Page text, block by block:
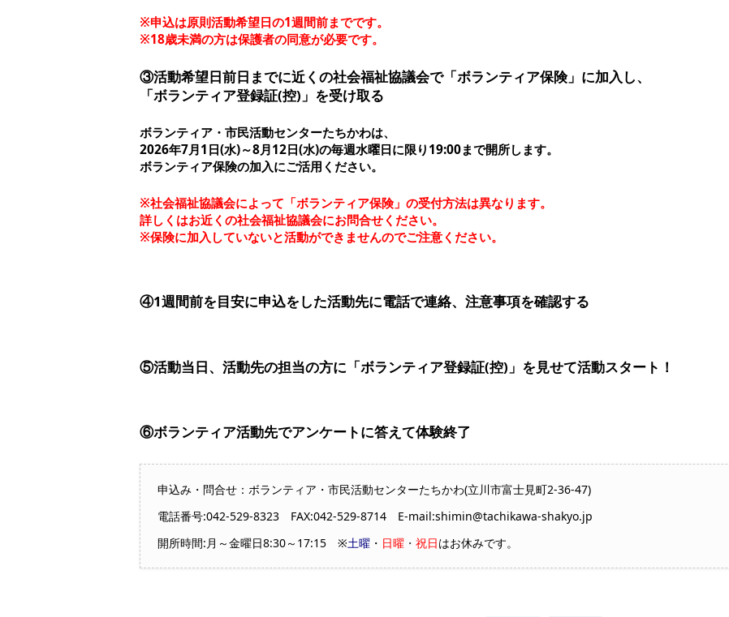
※申込は原則活動希望日の1週間前までです。
※18歳未満の方は保護者の同意が必要です。
③活動希望日前日までに近くの社会福祉協議会で「ボランティア保険」に加入し、
「ボランティア登録証(控)」を受け取る
ボランティア・市民活動センターたちかわは、
2026年7月1日(水)～8月12日(水)の毎週水曜日に限り19:00まで開所します。
ボランティア保険の加入にご活用ください。
※社会福祉協議会によって「ボランティア保険」の受付方法は異なります。
詳しくはお近くの社会福祉協議会にお問合せください。
※保険に加入していないと活動ができませんのでご注意ください。
④1週間前を目安に申込をした活動先に電話で連絡、注意事項を確認する
⑤活動当日、活動先の担当の方に「ボランティア登録証(控)」を見せて活動スタート！
⑥ボランティア活動先でアンケートに答えて体験終了
申込み・問合せ：ボランティア・市民活動センターたちかわ(立川市富士見町2-36-47)
電話番号:042-529-8323 FAX:042-529-8714 E-mail:shimin@tachikawa-shakyo.jp
開所時間:月～金曜日8:30～17:15 ※土曜 ・ 日曜 ・ 祝日はお休みです。